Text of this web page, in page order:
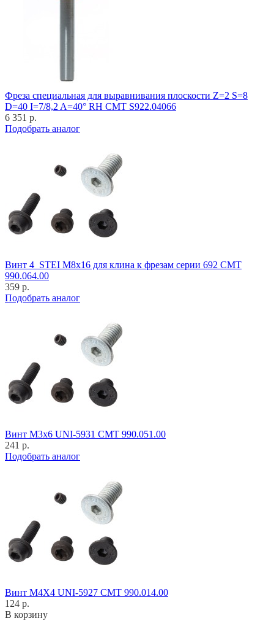
Фреза специальная для выравнивания плоскости Z=2 S=8
D=40 I=7/8,2 A=40° RH CMT S922.04066
6 351 р.
Подобрать аналог
Винт 4_STEI M8x16 для клина к фрезам серии 692 CMT
990.064.00
359 р.
Подобрать аналог
Винт M3x6 UNI-5931 CMT 990.051.00
241 р.
Подобрать аналог
Винт M4X4 UNI-5927 CMT 990.014.00
124 р.
В корзину